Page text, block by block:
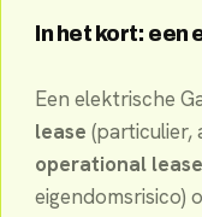
In het kort:
Een elektrische
lease (particulier,
operational lease
eigendomsrisico)